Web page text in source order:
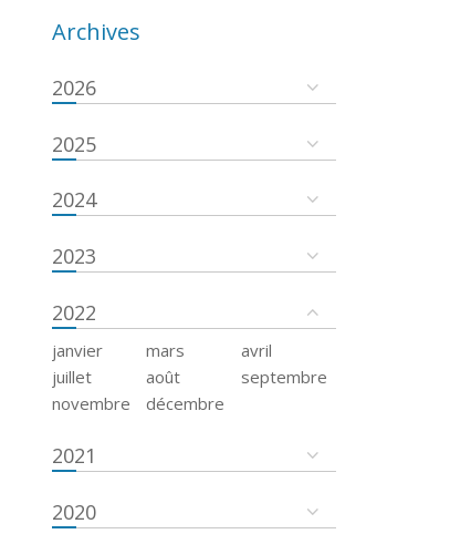
Archives
2026
2025
2024
2023
2022
janvier mars
avril
juillet
août
septembre
novembre
décembre
2021
2020